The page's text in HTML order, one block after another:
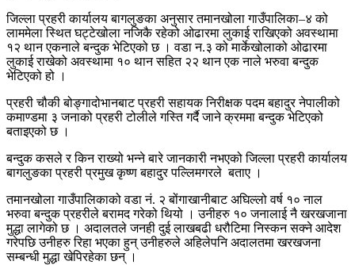
जिल्ला प्रहरी कार्यालय बागलुङका अनुसार तमानखोला गाउँपालिका–४ को
लाममेला स्थित घट्टेखोला नजिकै रहेको ओढारमा लुकाई राखिएको अवस्थामा
१२ थान एकनाले बन्दुक भेटिएको छ । वडा न.३ को मार्केखोलाको ओढारमा
लुकाई राखेको अवस्थामा १० थान सहित २२ थान एक नाले भरुवा बन्दुक
भेटिएको हो ।
प्रहरी चौकी बोङ्गादोभानबाट प्रहरी सहायक निरीक्षक पदम बहादुर नेपालीको
कमाण्डमा ३ जनाको प्रहरी टोलीले गस्ति गर्दै जाने क्रममा बन्दुक भेटिएको
बताइएको छ ।
बन्दुक कसले र किन राख्यो भन्ने बारे जानकारी नभएको जिल्ला प्रहरी कार्यालय
बागलुङका प्रहरी प्रमुख कृष्ण बहादुर पल्लिमगरले बताए ।
तमानखोला गाउँपालिकाको वडा नं. २ बोंगाखानीबाट अघिल्लो वर्ष १० नाल
भरुवा बन्दुक प्रहरीले बरामद गरेको थियो । उनीहरु १० जनालाई नै खरखजाना
मुद्धा लागेको छ । अदालतले जनही दुई लाखबढी धरौटिमा निस्कन सक्ने आदेश
गरेपछि उनीहरु रिहा भएका हुन् उनीहरुले अहिलेपनि अदालतमा खरखजना
सम्बन्धी मुद्धा खेपिरहेका छन् ।